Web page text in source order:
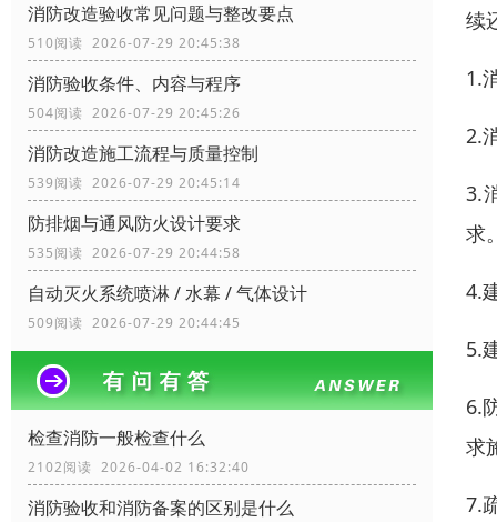
消防改造验收常见问题与整改要点
510阅读 2026-07-29 20:45:38
消防验收条件、内容与程序
504阅读 2026-07-29 20:45:26
消防改造施工流程与质量控制
539阅读 2026-07-29 20:45:14
防排烟与通风防火设计要求
535阅读 2026-07-29 20:44:58
自动灭火系统喷淋 / 水幕 / 气体设计
509阅读 2026-07-29 20:44:45
检查消防一般检查什么
2102阅读 2026-04-02 16:32:40
消防验收和消防备案的区别是什么
续
1.
2.
3.
求
4.
5.
6.
求
7.